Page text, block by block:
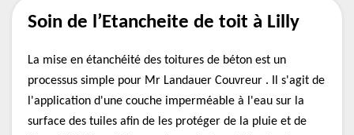
Soin de l’Etancheite de toit à Lilly
La mise en étanchéité des toitures de béton est un
processus simple pour Mr Landauer Couvreur . Il s'agit de
l'application d'une couche imperméable à l'eau sur la
surface des tuiles afin de les protéger de la pluie et de